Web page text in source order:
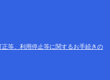
等、利用停止等に関するお手続きの